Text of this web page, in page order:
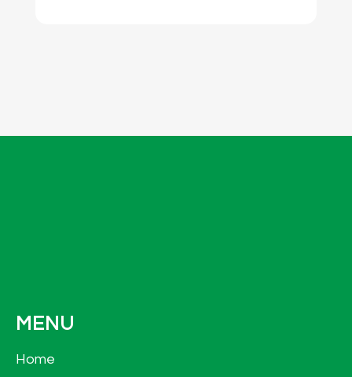
MENU
Home